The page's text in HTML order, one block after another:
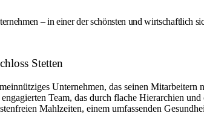
– in einer der schönsten und wirtschaftlich
Stetten
Unternehmen, das seinen
Team, das durch flache Hierarchien
Mahlzeiten, einem umfassenden